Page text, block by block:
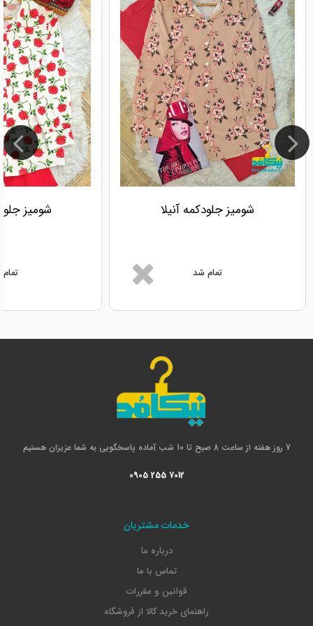
شومیز جلودکمه آنیلا
تمام شد
شومیز جلو
7 روز هفته از ساعت 8 صبح تا 10 شب آماده پاسخگویی به شما عزیزان هستیم
0905 255 7012
خدمات مشتریان
درباره ما
تماس با ما
قوانین و مقررات
راهنمای خرید کالا از فروشگاه